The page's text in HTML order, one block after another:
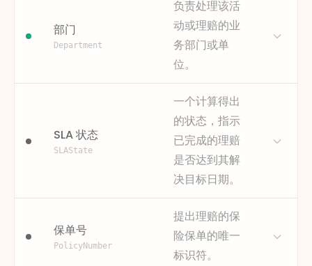
复杂
字段，其生命周期内会持续更
示例 审核中
待付款
已结案 - 已赔付
的问题。
为何重要
这有助于对流程进行细分，以
便对比绩效，发现不同类型索
赔间的差异，从而实现更有针
对性的改进。
请查阅 FINEOS Claims 文档。
这是理赔的核心属性，通常在
登记时设置，并存储在主案件
要。它有助于创建详细的瓶颈
分析，显示哪些具体活动耗时
最长以及步骤之间何处形成积
为何重要
能够精确计算每个 activity 的
processing time，这对于识
别 inefficient steps 和
measuring resource
utilization 至关重要。
请查阅 FINEOS Claims 文档。
这可能在 event logs 中可用，
或可从后续 event 的开始时间
推导得出。
示例
2023-10-26T11:30:00Z
2023-10-26T15:00:15Z
2023-10-27T17:00:00Z
截止日期，该日期由服务水平
协议 (SLA) 或监管要求定义。
它作为衡量实际绩效的基准。
此日期对于监测SLA合规性至关
重要。通过比较实际理赔结案
日期与“结案目标日期”，可以计
算SLA合规率，识别有SLA违约
风险的理赔案件，并分析导致
不合规的延迟根本原因。
这是衡量SLA合规性的基准。它
有助于识别逾期理赔并分析延
迟原因。
请查阅 FINEOS Claims 文档。
此日期通常根据理赔提交日期
和类型，通过业务规则计算得
部门
Department
负责处理该活
动或理赔的业
务部门或单
位。
此属性指定了负责特定活动或
在特定阶段拥有理赔案件的组
织单位，例如“初步受理”、“调
查部门”或“支付部门”。
按部门分析流程对于理解跨部
门协作移交至关重要，这些移
量部门效率，并支持对整个组
织资源分配的分析。
允许按组织单位进行绩效分
SLA 状态
SLAState
一个计算得出
的状态，指示
已完成的理赔
是否达到其解
决目标日期。
此属性为每笔理赔案件提供了
明确的SLA绩效分类状态。它是
通过比较“理赔结案”日期与“结
案目标日期”，并将结果分类为
保单号
PolicyNumber
提出理赔的保
险保单的唯一
标识符。